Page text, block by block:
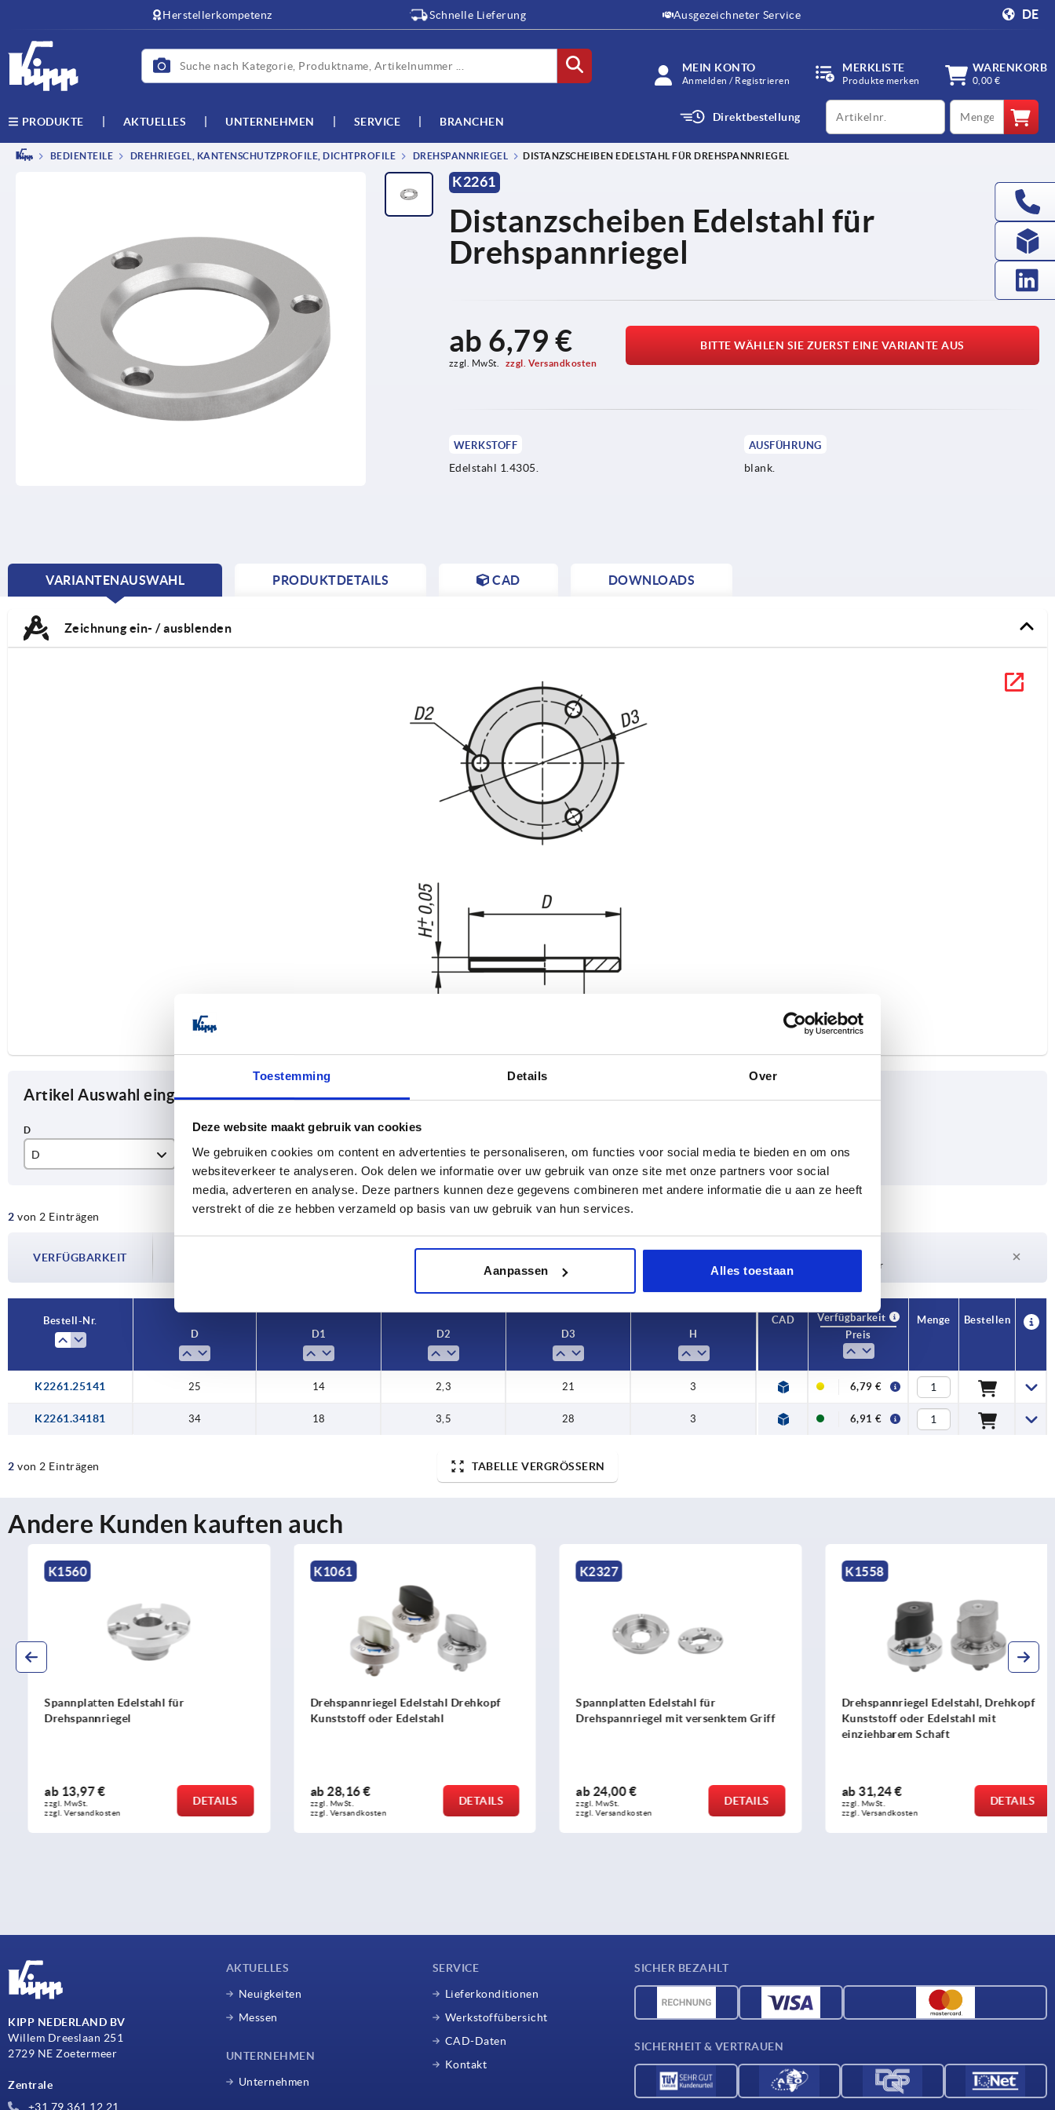
Toestemming Details Over
Deze website maakt gebruik van cookies
We gebruiken cookies om content en advertenties te personaliseren, om functies voor social media te bieden en om ons
websiteverkeer te analyseren. Ook delen we informatie over uw gebruik van onze site met onze partners voor social
media, adverteren en analyse. Deze partners kunnen deze gegevens combineren met andere informatie die u aan ze heeft
verstrekt of die ze hebben verzameld op basis van uw gebruik van hun services.
Aanpassen Alles toestaan
Herstellerkompetenz Schnelle Lieferung Ausgezeichneter Service DE
MEIN KONTO
Anmelden / Registrieren
MERKLISTE
Produkte merken
WARENKORB
0,00 €
PRODUKTE AKTUELLES UNTERNEHMEN SERVICE BRANCHEN Direktbestellung
productCode qty
BEDIENTEILE DREHRIEGEL, KANTENSCHUTZPROFILE, DICHTPROFILE DREHSPANNRIEGEL DISTANZSCHEIBEN EDELSTAHL FÜR DREHSPANNRIEGEL
K2261
Distanzscheiben Edelstahl für
Drehspannriegel
ab 6,79 €
zzgl. MwSt. zzgl. Versandkosten
BITTE WÄHLEN SIE ZUERST EINE VARIANTE AUS
WERKSTOFF
Edelstahl 1.4305.
AUSFÜHRUNG
blank.
VARIANTENAUSWAHL
CURRENT
PRODUKTDETAILS CAD DOWNLOADS
Zeichnung ein- / ausblenden
Artikel Auswahl eingrenzen
D
34
D1
14
D2
2,3
D3
21
28
H
3
2 von 2 Einträgen TABELLE VERGRÖSSERN
VERFÜGBARKEIT
1-3 Tage
Lieferzeit auf Anfrage
Derzeit nicht auf Lager
Bestell-Nr.
D
D1 D2 D3 H
CAD
Verfügbarkeit
Preis
Menge Bestellen
K2261.25141 25 14 2,3 21 3 6,79 €
K2261.34181 34 18 3,5 28 3 6,91 €
2 von 2 Einträgen TABELLE VERGRÖSSERN
Andere Kunden kauften auch
K1560
Spannplatten Edelstahl für
Drehspannriegel
13,97 €
zzgl. MwSt.
zzgl. Versandkosten
DETAILS
K1061
Drehspannriegel Edelstahl Drehkopf
Kunststoff oder Edelstahl
28,16 €
zzgl. MwSt.
zzgl. Versandkosten
DETAILS
K2327
Spannplatten Edelstahl für
Drehspannriegel mit versenktem Griff
24,00 €
zzgl. MwSt.
zzgl. Versandkosten
DETAILS
K1558
Drehspannriegel Edelstahl, Drehkopf
Kunststoff oder Edelstahl mit
einziehbarem Schaft
31,24 €
zzgl. MwSt.
zzgl. Versandkosten
DETAILS
KIPP NEDERLAND BV
Willem Dreeslaan 251
2729 NE Zoetermeer
Zentrale
+31 79 361 12 21
AKTUELLES
Neuigkeiten
Messen
UNTERNEHMEN
Unternehmen
SERVICE
Lieferkonditionen
Werkstoffübersicht
CAD-Daten
Kontakt
SICHER BEZAHLT
SICHERHEIT & VERTRAUEN